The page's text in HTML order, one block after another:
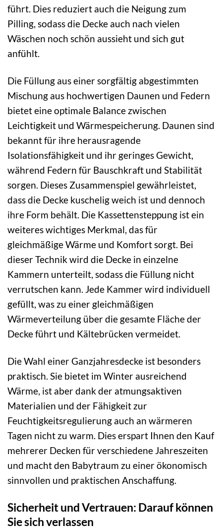
führt. Dies reduziert auch die Neigung zum
Pilling, sodass die Decke auch nach vielen
Wäschen noch schön aussieht und sich gut
anfühlt.
Die Füllung aus einer sorgfältig abgestimmten
Mischung aus hochwertigen Daunen und Federn
bietet eine optimale Balance zwischen
Leichtigkeit und Wärmespeicherung. Daunen sind
bekannt für ihre herausragende
Isolationsfähigkeit und ihr geringes Gewicht,
während Federn für Bauschkraft und Stabilität
sorgen. Dieses Zusammenspiel gewährleistet,
dass die Decke kuschelig weich ist und dennoch
ihre Form behält. Die Kassettensteppung ist ein
weiteres wichtiges Merkmal, das für
gleichmäßige Wärme und Komfort sorgt. Bei
dieser Technik wird die Decke in einzelne
Kammern unterteilt, sodass die Füllung nicht
verrutschen kann. Jede Kammer wird individuell
gefüllt, was zu einer gleichmäßigen
Wärmeverteilung über die gesamte Fläche der
Decke führt und Kältebrücken vermeidet.
Die Wahl einer Ganzjahresdecke ist besonders
praktisch. Sie bietet im Winter ausreichend
Wärme, ist aber dank der atmungsaktiven
Materialien und der Fähigkeit zur
Feuchtigkeitsregulierung auch an wärmeren
Tagen nicht zu warm. Dies erspart Ihnen den Kauf
mehrerer Decken für verschiedene Jahreszeiten
und macht den Babytraum zu einer ökonomisch
sinnvollen und praktischen Anschaffung.
Sicherheit und Vertrauen: Darauf können
Sie sich verlassen